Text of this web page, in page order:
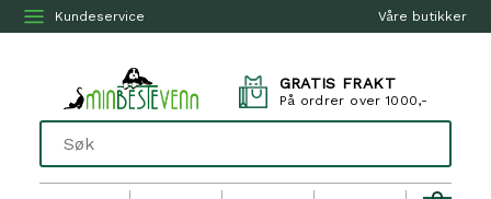
Våre butikker
Kundeservice
GRATIS FRAKT
På ordrer over 1000,-